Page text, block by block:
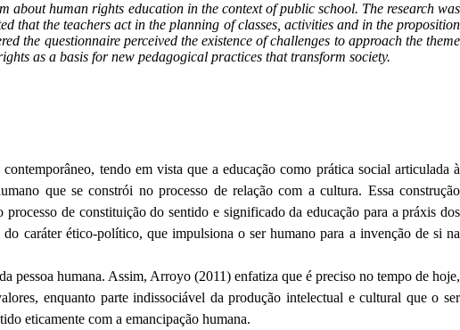
about human rights education in the context of public school. The research was
that the teachers act in the planning of classes, activities and in the proposition
the questionnaire perceived the existence of challenges to approach the theme
as a basis for new pedagogical practices that transform society.
tendo em vista que a educação como prática social articulada à
que se constrói no processo de relação com a cultura. Essa construção
de constituição do sentido e significado da educação para a práxis dos
caráter ético-político, que impulsiona o ser humano para a invenção de si na
pessoa humana. Assim, Arroyo (2011) enfatiza que é preciso no tempo de hoje,
enquanto parte indissociável da produção intelectual e cultural que o ser
eticamente com a emancipação humana.